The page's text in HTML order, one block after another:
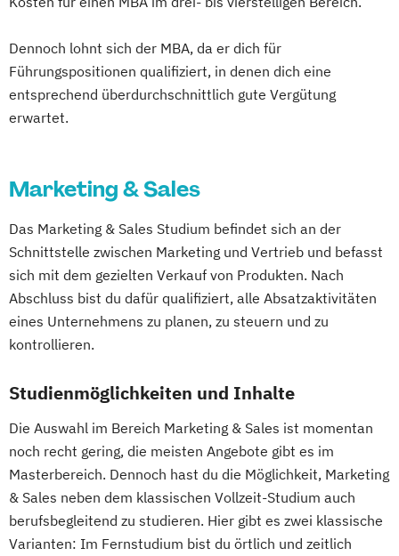
Dennoch lohnt sich der MBA, da er dich für
Führungspositionen qualifiziert, in denen dich eine
entsprechend überdurchschnittlich gute Vergütung
erwartet.
Marketing & Sales
Das Marketing & Sales Studium befindet sich an der
Schnittstelle zwischen Marketing und Vertrieb und befasst
sich mit dem gezielten Verkauf von Produkten. Nach
Abschluss bist du dafür qualifiziert, alle Absatzaktivitäten
eines Unternehmens zu planen, zu steuern und zu
kontrollieren.
Studienmöglichkeiten und Inhalte
Die Auswahl im Bereich Marketing & Sales ist momentan
noch recht gering, die meisten Angebote gibt es im
Masterbereich. Dennoch hast du die Möglichkeit, Marketing
& Sales neben dem klassischen Vollzeit-Studium auch
berufsbegleitend zu studieren. Hier gibt es zwei klassische
Varianten: Im Fernstudium bist du örtlich und zeitlich